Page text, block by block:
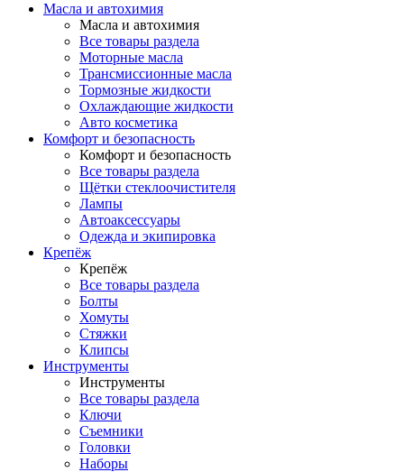
Масла и автохимия
Масла и автохимия
Все товары раздела
Моторные масла
Трансмиссионные масла
Тормозные жидкости
Охлаждающие жидкости
Авто косметика
Комфорт и безопасность
Комфорт и безопасность
Все товары раздела
Щётки стеклоочистителя
Лампы
Автоаксессуары
Одежда и экипировка
Крепёж
Крепёж
Все товары раздела
Болты
Хомуты
Стяжки
Клипсы
Инструменты
Инструменты
Все товары раздела
Ключи
Съемники
Головки
Наборы